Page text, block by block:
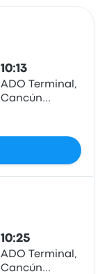
10:13
ADO Terminal,
Cancún
10:25
ADO Terminal,
Cancún